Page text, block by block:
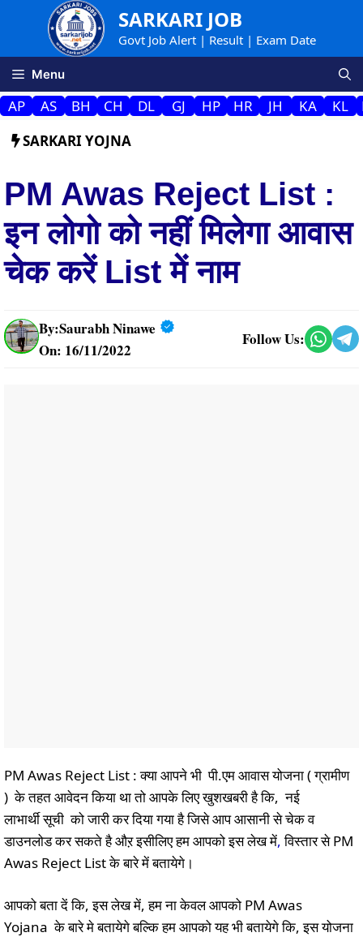
SARKARI JOB
Govt Job Alert | Result | Exam Date
Menu
AP AS BH CH DL GJ HP HR JH KA KL
SARKARI YOJNA
PM Awas Reject List :
इन लोगो को नहीं मिलेगा आवास
चेक करें List में नाम
By:Saurabh Ninawe
On: 16/11/2022
Follow Us:
PM Awas Reject List : क्या आपने भी पी.एम आवास योजना ( ग्रामीण
) के तहत आवेदन किया था तो आपके लिए खुशखबरी है कि, नई
लाभार्थी सूची को जारी कर दिया गया है जिसे आप आसानी से चेक व
डाउनलोड कर सकते है औऱ इसीलिए हम आपको इस लेख में,विस्तार से PM
Awas Reject List के बारे में बतायेगे।
आपको बता दें कि, इस लेख में, हम ना केवल आपको PM Awas
Yojana के बारे मे बतायेगे बल्कि हम आपको यह भी बतायेगे कि, इस योजना